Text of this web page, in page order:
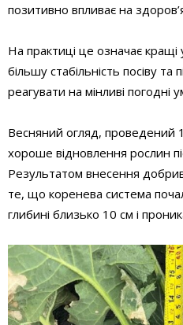
позитивно впливає на
На практиці це означає
більшу стабільність посіву
реагувати на мінливі погодні
Весняний огляд, проведений
хороше відновлення рослин
Результатом внесення
те, що коренева система
глибині близько 10 см і